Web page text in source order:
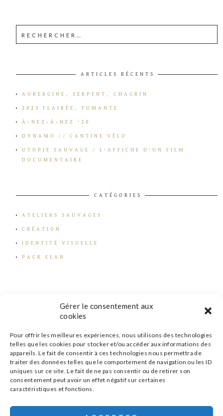
Gérer le consentement aux
cookies
Pour offrir les meilleures expériences, nous utilisons des technologies
telles que les cookies pour stocker et/ou accéder aux informations des
appareils. Le fait de consentir à ces technologies nous permettra de
traiter des données telles que le comportement de navigation ou les ID
uniques sur ce site. Le fait de ne pas consentir ou de retirer son
consentement peut avoir un effet négatif sur certaines
caractéristiques et fonctions.
ARTICLES RÉCENTS
AUBERGINE, SERPENT, CHAGRIN
2023 FLAIRÉE, FUMANTE
À-NEZ-À-NEZ ’20
DYNAMO // CANTINE VÉLO
UTOPIE SAUVAGE / L’AFFICHE D’UN FILM
DOCUMENTAIRE
CATÉGORIES
ATELIERS SAUVAGES
CRÉATION
IDENTITÉ VISUELLE
PACK ELAN
s'inscrire à la newsletter